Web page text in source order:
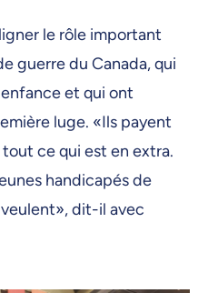
le rôle important
guerre du Canada, qui
et qui ont
luge. «Ils payent
ce qui est en extra.
handicapés de
veulent», dit-il avec